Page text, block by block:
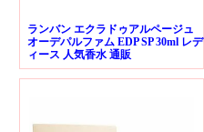
ランバン エクラドゥアルページュ
オーデパルファム EDP SP 30ml レデ
ィース 人気香水 通販